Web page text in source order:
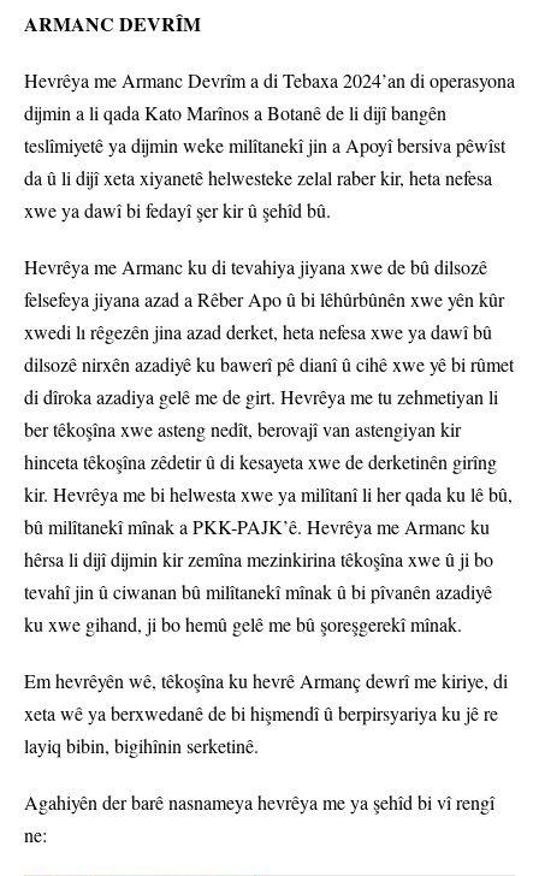
ARMANC DEVRÎM
Hevrêya me Armanc Devrîm a di Tebaxa 2024’an di operasyona
dijmin a li qada Kato Marînos a Botanê de li dijî bangên
teslîmiyetê ya dijmin weke milîtanekî jin a Apoyî bersiva pêwîst
da û li dijî xeta xiyanetê helwesteke zelal raber kir, heta nefesa
xwe ya dawî bi fedayî şer kir û şehîd bû.
Hevrêya me Armanc ku di tevahiya jiyana xwe de bû dilsozê
felsefeya jiyana azad a Rêber Apo û bi lêhûrbûnên xwe yên kûr
xwedi lı rêgezên jina azad derket, heta nefesa xwe ya dawî bû
dilsozê nirxên azadiyê ku bawerî pê dianî û cihê xwe yê bi rûmet
di dîroka azadiya gelê me de girt. Hevrêya me tu zehmetiyan li
ber têkoşîna xwe asteng nedît, berovajî van astengiyan kir
hinceta têkoşîna zêdetir û di kesayeta xwe de derketinên girîng
kir. Hevrêya me bi helwesta xwe ya milîtanî li her qada ku lê bû,
bû milîtanekî mînak a PKK-PAJK’ê. Hevrêya me Armanc ku
hêrsa li dijî dijmin kir zemîna mezinkirina têkoşîna xwe û ji bo
tevahî jin û ciwanan bû milîtanekî mînak û bi pîvanên azadiyê
ku xwe gihand, ji bo hemû gelê me bû şoreşgerekî mînak.
Em hevrêyên wê, têkoşîna ku hevrê Armanç dewrî me kiriye, di
xeta wê ya berxwedanê de bi hişmendî û berpirsyariya ku jê re
layiq bibin, bigihînin serketinê.
Agahiyên der barê nasnameya hevrêya me ya şehîd bi vî rengî
ne: